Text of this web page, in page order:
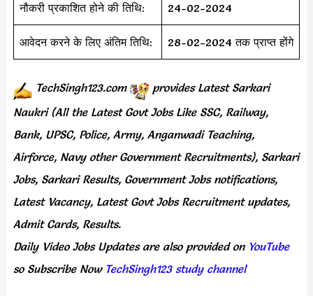
नौकरी प्रकाशित होने की तिथि: 24-02-2024
आवेदन करने के लिए अंतिम तिथि: 28-02-2024 तक प्राप्त होंगे
TechSingh123.com provides Latest Sarkari
Naukri (All the Latest Govt Jobs Like SSC, Railway,
Bank, UPSC, Police, Army, Anganwadi Teaching,
Airforce, Navy other Government Recruitments), Sarkari
Jobs, Sarkari Results, Government Jobs notifications,
Latest Vacancy, Latest Govt Jobs Recruitment updates,
Admit Cards, Results.
Daily Video Jobs Updates are also provided onYouTube
so Subscribe Now TechSingh123 study channel